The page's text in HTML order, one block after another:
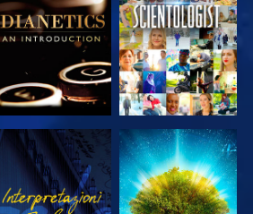
SERIE
GUARDA
ESPLORA LE
SERIE